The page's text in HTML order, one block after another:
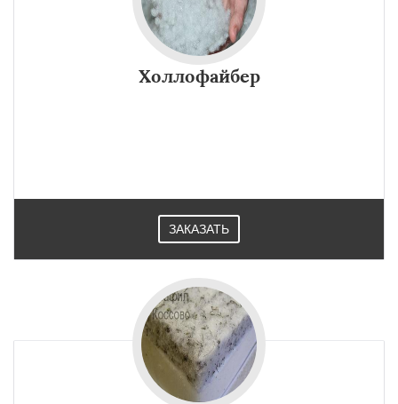
Холлофайбер
ЗАКАЗАТЬ